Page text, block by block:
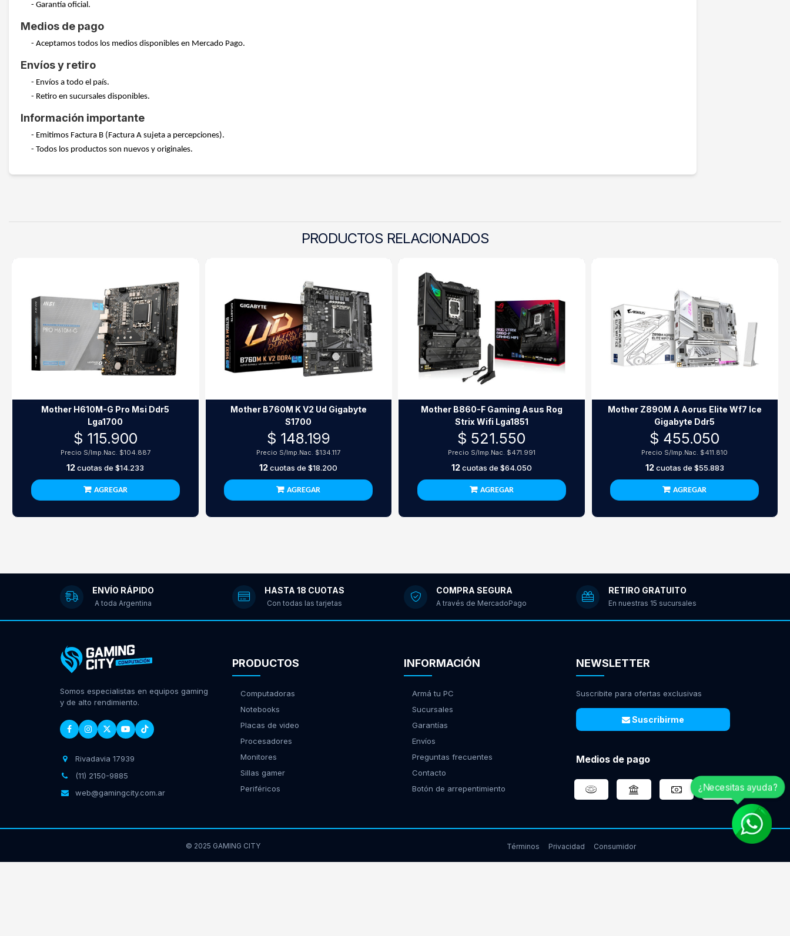
- Garantía oficial.
Medios de pago
- Aceptamos todos los medios disponibles en Mercado Pago.
Envíos y retiro
- Envíos a todo el país.
- Retiro en sucursales disponibles.
Información importante
- Emitimos Factura B (Factura A sujeta a percepciones).
- Todos los productos son nuevos y originales.
PRODUCTOS RELACIONADOS
Mother H610M-G Pro Msi Ddr5
Lga1700
$ 115.900
Precio S/Imp.Nac. $104.887
12cuotas de$14.233
AGREGAR
Mother B760M K V2 Ud Gigabyte
S1700
$ 148.199
Precio S/Imp.Nac. $134.117
12cuotas de$18.200
AGREGAR
Mother B860-F Gaming Asus Rog
Strix Wifi Lga1851
$ 521.550
Precio S/Imp.Nac. $471.991
12cuotas de $64.050
AGREGAR
Mother Z890M A Aorus Elite Wf7 Ice
Gigabyte Ddr5
$ 455.050
Precio S/Imp.Nac. $411.810
12cuotas de $55.883
AGREGAR
ENVÍO RÁPIDO
A toda Argentina
HASTA 18 CUOTAS
Con todas las tarjetas
COMPRA SEGURA
A través de MercadoPago
RETIRO GRATUITO
En nuestras 15 sucursales
Somos especialistas en equipos gaming
y de alto rendimiento.
Rivadavia 17939
(11) 2150-9885
web@gamingcity.com.ar
PRODUCTOS
Computadoras
Notebooks
Placas de video
Procesadores
Monitores
Sillas gamer
Periféricos
INFORMACIÓN
Armá tu PC
Sucursales
Garantías
Envíos
Preguntas frecuentes
Contacto
Botón de arrepentimiento
NEWSLETTER
Suscribite para ofertas exclusivas
Suscribirme
Medios de pago
© 2025 GAMING CITY Términos Privacidad Consumidor
¿Necesitas ayuda?